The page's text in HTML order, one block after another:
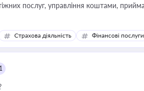
платежів та дотримання
Страхова діяльність Фінансові послуги